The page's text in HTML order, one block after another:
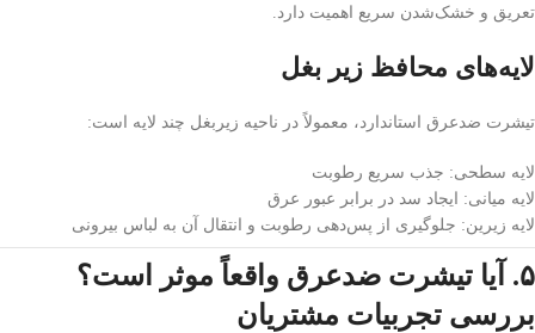
تعریق و خشک‌شدن سریع اهمیت دارد.
لایه‌های محافظ زیر بغل
تیشرت ضدعرق استاندارد، معمولاً در ناحیه زیربغل چند لایه است:
لایه سطحی: جذب سریع رطوبت
لایه میانی: ایجاد سد در برابر عبور عرق
لایه زیرین: جلوگیری از پس‌دهی رطوبت و انتقال آن به لباس بیرونی
۵. آیا تیشرت ضدعرق واقعاً موثر است؟
بررسی تجربیات مشتریان